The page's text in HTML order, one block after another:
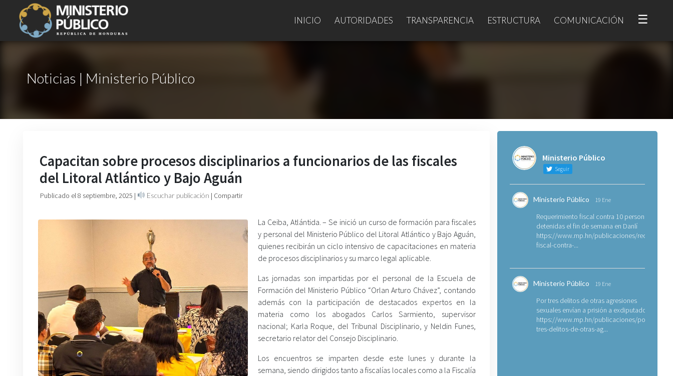
INICIO AUTORIDADES TRANSPARENCIA ESTRUCTURA COMUNICACIÓN ☰
Noticias | Ministerio Público
Capacitan sobre procesos disciplinarios a funcionarios de las fiscales
del Litoral Atlántico y Bajo Aguán
Publicado el 8 septiembre, 2025 | Escuchar publicación | Compartir
La Ceiba, Atlántida. – Se inició un curso de formación para fiscales
y personal del Ministerio Público del Litoral Atlántico y Bajo Aguán,
quienes recibirán un ciclo intensivo de capacitaciones en materia
de procesos disciplinarios y su marco legal aplicable.
Las jornadas son impartidas por el personal de la Escuela de
Formación del Ministerio Público “Orlan Arturo Chávez”, contando
además con la participación de destacados expertos en la
materia como los abogados Carlos Sarmiento, supervisor
nacional; Karla Roque, del Tribunal Disciplinario, y Neldin Funes,
secretario relator del Consejo Disciplinario.
Los encuentros se imparten desde este lunes y durante la
semana, siendo dirigidos tanto a fiscalías locales como a la Fiscalía
Ministerio Público
Seguir
Ministerio Público 19 Ene
Requerimiento fiscal contra 10 personas
detenidas el fin de semana en Danlí
https://www.mp.hn/publicaciones/
fiscal-contra-...
Ministerio Público 19 Ene
Por tres delitos de otras agresiones
sexuales envían a prisión a exdiputado
https://www.mp.hn/publicaciones/por-
tres-delitos-de-otras-ag...